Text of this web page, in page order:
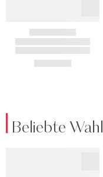
Beliebte Wahl